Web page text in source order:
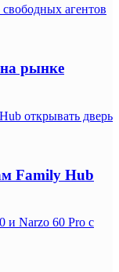
агентов
рынке
открывать дверь
Family Hub
и Narzo 60 Pro с